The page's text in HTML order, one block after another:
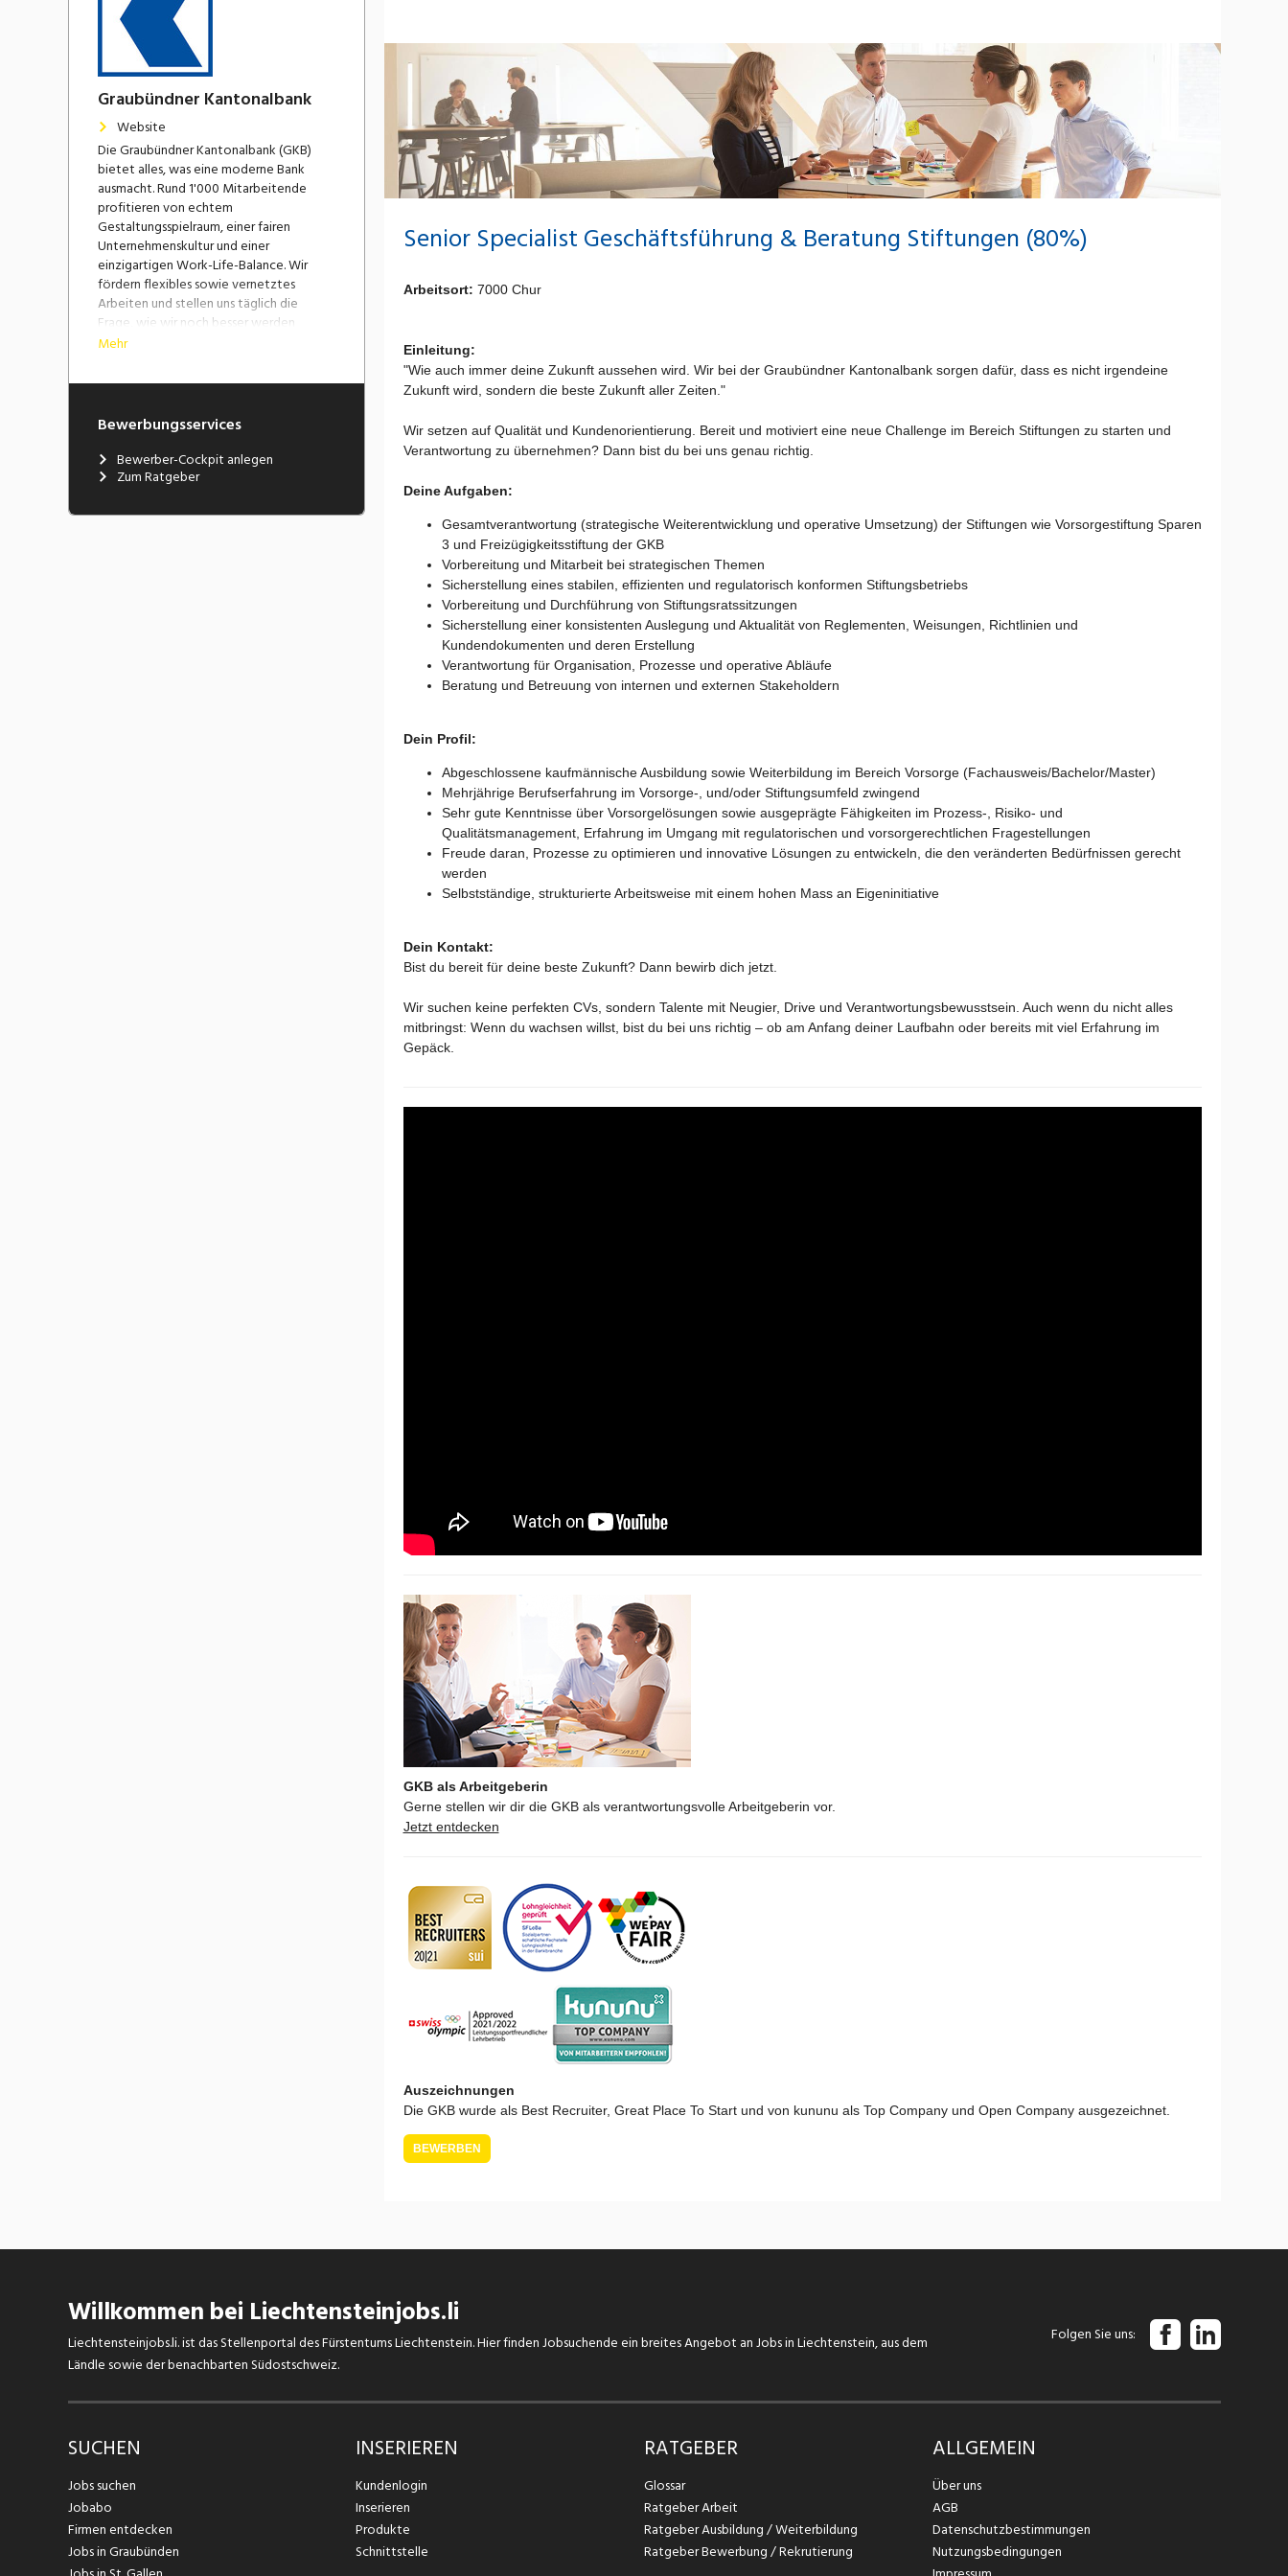
Graubündner Kantonalbank
Website
Die Graubündner Kantonalbank (GKB)
bietet alles, was eine moderne Bank
ausmacht. Rund 1'000 Mitarbeitende
profitieren von echtem
Gestaltungsspielraum, einer fairen
Unternehmenskultur und einer
einzigartigen Work-Life-Balance. Wir
fördern flexibles sowie vernetztes
Arbeiten und stellen uns täglich die
Frage, wie wir noch besser werden
können. Ein Unternehmensklima, das
ist dabei ein zentraler Erfolgsfaktor.
dich.
Mehr
Bewerbungsservices
Bewerber-Cockpit anlegen
Zum Ratgeber
Senior Specialist Geschäftsführung & Beratung Stiftungen (80%)
Arbeitsort: 7000 Chur
Einleitung:
"Wie auch immer deine Zukunft aussehen wird. Wir bei der Graubündner Kantonalbank sorgen dafür, dass es nicht irgendeine
Zukunft wird, sondern die beste Zukunft aller Zeiten."
Wir setzen auf Qualität und Kundenorientierung. Bereit und motiviert eine neue Challenge im Bereich Stiftungen zu starten und
Verantwortung zu übernehmen? Dann bist du bei uns genau richtig.
Deine Aufgaben:
Gesamtverantwortung (strategische Weiterentwicklung und operative Umsetzung) der Stiftungen wie Vorsorgestiftung Sparen
3 und Freizügigkeitsstiftung der GKB
Vorbereitung und Mitarbeit bei strategischen Themen
Sicherstellung eines stabilen, effizienten und regulatorisch konformen Stiftungsbetriebs
Vorbereitung und Durchführung von Stiftungsratssitzungen
Sicherstellung einer konsistenten Auslegung und Aktualität von Reglementen, Weisungen, Richtlinien und
Kundendokumenten und deren Erstellung
Verantwortung für Organisation, Prozesse und operative Abläufe
Beratung und Betreuung von internen und externen Stakeholdern
Dein Profil:
Abgeschlossene kaufmännische Ausbildung sowie Weiterbildung im Bereich Vorsorge (Fachausweis/Bachelor/Master)
Mehrjährige Berufserfahrung im Vorsorge-, und/oder Stiftungsumfeld zwingend
Sehr gute Kenntnisse über Vorsorgelösungen sowie ausgeprägte Fähigkeiten im Prozess-, Risiko- und
Qualitätsmanagement, Erfahrung im Umgang mit regulatorischen und vorsorgerechtlichen Fragestellungen
Freude daran, Prozesse zu optimieren und innovative Lösungen zu entwickeln, die den veränderten Bedürfnissen gerecht
werden
Selbstständige, strukturierte Arbeitsweise mit einem hohen Mass an Eigeninitiative
Dein Kontakt:
Bist du bereit für deine beste Zukunft? Dann bewirb dich jetzt.
Wir suchen keine perfekten CVs, sondern Talente mit Neugier, Drive und Verantwortungsbewusstsein. Auch wenn du nicht alles
mitbringst: Wenn du wachsen willst, bist du bei uns richtig – ob am Anfang deiner Laufbahn oder bereits mit viel Erfahrung im
Gepäck.
GKB als Arbeitgeberin
Gerne stellen wir dir die GKB als verantwortungsvolle Arbeitgeberin vor.
Jetzt entdecken
Auszeichnungen
Die GKB wurde als Best Recruiter, Great Place To Startund von kununu als Top Company und Open Company ausgezeichnet.
BEWERBEN
Willkommen bei Liechtensteinjobs.li
Liechtensteinjobs.li. ist das Stellenportal des Fürstentums Liechtenstein. Hier finden Jobsuchende ein breites Angebot an Jobs in Liechtenstein, aus dem
Ländle sowie der benachbarten Südostschweiz.
Folgen Sie uns
SUCHEN
Jobs suchen
Jobabo
Firmen entdecken
Jobs in Graubünden
INSERIEREN
Kundenlogin
Inserieren
Produkte
Schnittstelle
RATGEBER
Glossar
Ratgeber Arbeit
Ratgeber Ausbildung / Weiterbildung
Ratgeber Bewerbung / Rekrutierung
ALLGEMEIN
Über uns
AGB
Datenschutzbestimmungen
Nutzungsbedingungen